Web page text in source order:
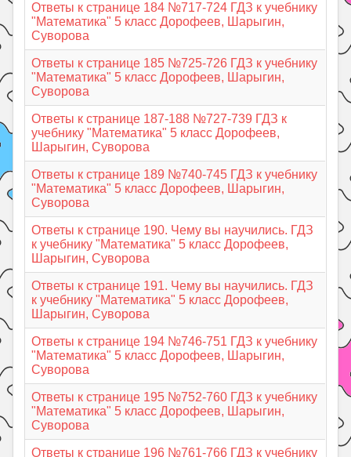
Ответы к странице 184 №717-724 ГДЗ к учебнику
"Математика" 5 класс Дорофеев, Шарыгин,
Суворова
Ответы к странице 185 №725-726 ГДЗ к учебнику
"Математика" 5 класс Дорофеев, Шарыгин,
Суворова
Ответы к странице 187-188 №727-739 ГДЗ к
учебнику "Математика" 5 класс Дорофеев,
Шарыгин, Суворова
Ответы к странице 189 №740-745 ГДЗ к учебнику
"Математика" 5 класс Дорофеев, Шарыгин,
Суворова
Ответы к странице 190. Чему вы научились. ГДЗ
к учебнику "Математика" 5 класс Дорофеев,
Шарыгин, Суворова
Ответы к странице 191. Чему вы научились. ГДЗ
к учебнику "Математика" 5 класс Дорофеев,
Шарыгин, Суворова
Ответы к странице 194 №746-751 ГДЗ к учебнику
"Математика" 5 класс Дорофеев, Шарыгин,
Суворова
Ответы к странице 195 №752-760 ГДЗ к учебнику
"Математика" 5 класс Дорофеев, Шарыгин,
Суворова
Ответы к странице 196 №761-766 ГДЗ к учебнику